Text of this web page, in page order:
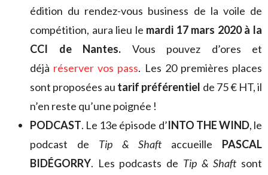
édition du rendez-vous business de la voile de
compétition, aura lieu le mardi 17 mars 2020 à la
CCI de Nantes. Vous pouvez d’ores et
déjà réserver vos pass. Les 20 premières places
sont proposées au tarif préférentiel de 75 € HT, il
n’en reste qu’une poignée !
PODCAST. Le 13e épisode d’INTO THE WIND, le
podcast de Tip & Shaftaccueille PASCAL
BIDÉGORRY. Les podcasts de Tip & Shaftsont